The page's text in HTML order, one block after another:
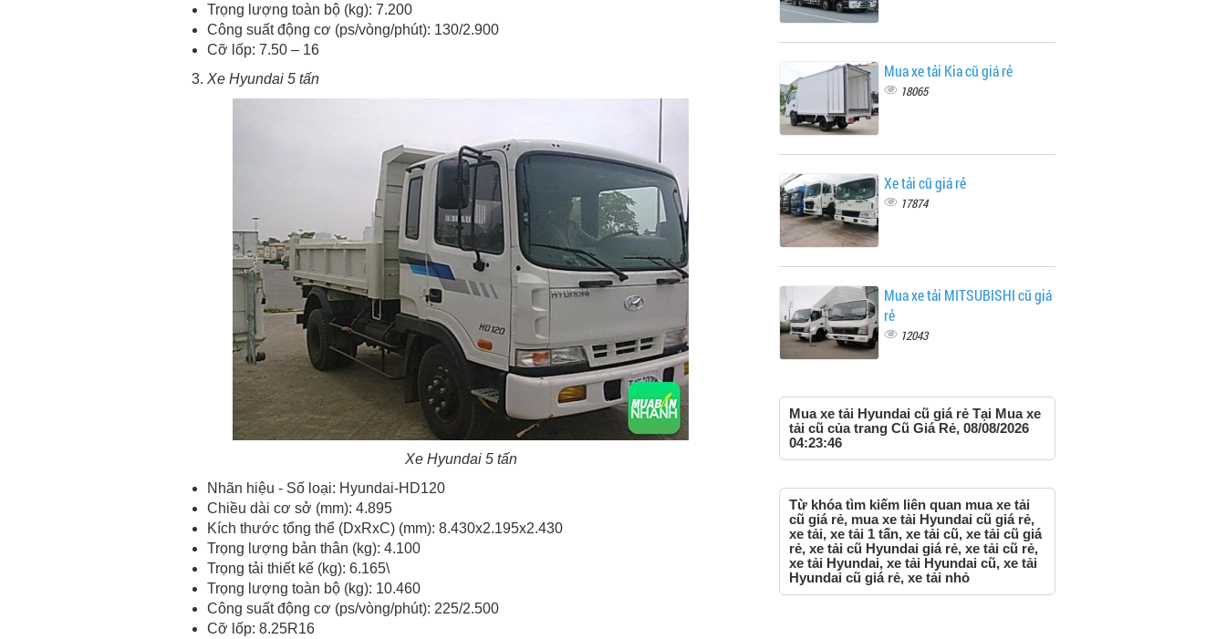
Trọng lượng toàn bộ (kg): 7.200
Công suất động cơ (ps/vòng/phút): 130/2.900
Cỡ lốp: 7.50 – 16
Xe Hyundai 5 tấn
Xe Hyundai 5 tấn
Nhãn hiệu - Số loại: Hyundai-HD120
Chiều dài cơ sở (mm): 4.895
Kích thước tổng thể (DxRxC) (mm): 8.430x2.195x2.430
Trọng lượng bản thân (kg): 4.100
Trọng tải thiết kế (kg): 6.165\
Trọng lượng toàn bộ (kg): 10.460
Công suất động cơ (ps/vòng/phút): 225/2.500
Cỡ lốp: 8.25R16
Mua xe tải Kia cũ giá rẻ
18065
Xe tải cũ giá rẻ
17874
Mua xe tải MITSUBISHI cũ giá
rẻ
12043
Mua xe tải Hyundai cũ giá rẻ Tại Mua xe
tải cũ của trang Cũ Giá Rẻ, 08/08/2026
04:23:46
Từ khóa tìm kiếm liên quan mua xe tải
cũ giá rẻ, mua xe tải Hyundai cũ giá rẻ,
xe tải, xe tải 1 tấn, xe tải cũ, xe tải cũ giá
rẻ, xe tải cũ Hyundai giá rẻ, xe tải cũ rẻ,
xe tải Hyundai, xe tải Hyundai cũ, xe tải
Hyundai cũ giá rẻ, xe tải nhỏ